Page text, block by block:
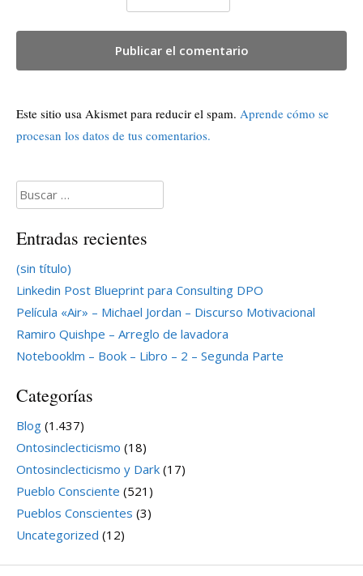
Este sitio usa Akismet para reducir el spam. Aprende cómo se
procesan los datos de tus comentarios.
Buscar:
Entradas recientes
(sin título)
Linkedin Post Blueprint para Consulting DPO
Película «Air» – Michael Jordan – Discurso Motivacional
Ramiro Quishpe – Arreglo de lavadora
Notebooklm – Book – Libro – 2 – Segunda Parte
Categorías
Blog (1.437)
Ontosinclecticismo (18)
Ontosinclecticismo y Dark (17)
Pueblo Consciente (521)
Pueblos Conscientes (3)
Uncategorized (12)